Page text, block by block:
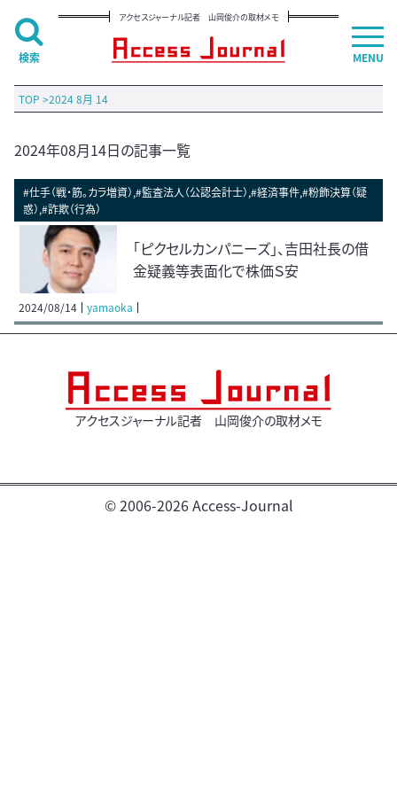
アクセスジャーナル記者 山岡俊介の取材メモ
TOP >2024 8月 14
2024年08月14日の記事一覧
#仕手（戦・筋。カラ増資）,#監査法人（公認会計士）,#経済事件,#粉飾決算（疑
惑）,#詐欺（行為）
「ピクセルカンパニーズ」、吉田社長の借
金疑義等表面化で株価Ｓ安
2024/08/14 yamaoka
アクセスジャーナル記者 山岡俊介の取材メモ
© 2006-2026 Access-Journal
MENU
検索